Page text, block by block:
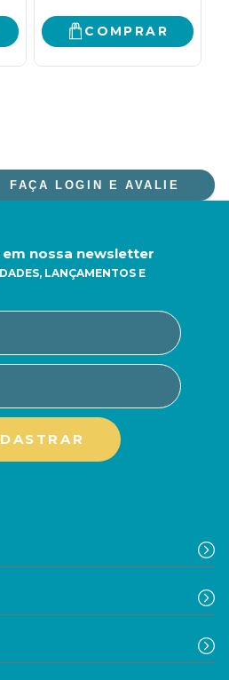
COMPRAR
FAÇA LOGIN E AVALIE
nossa newsletter
LANÇAMENTOS E